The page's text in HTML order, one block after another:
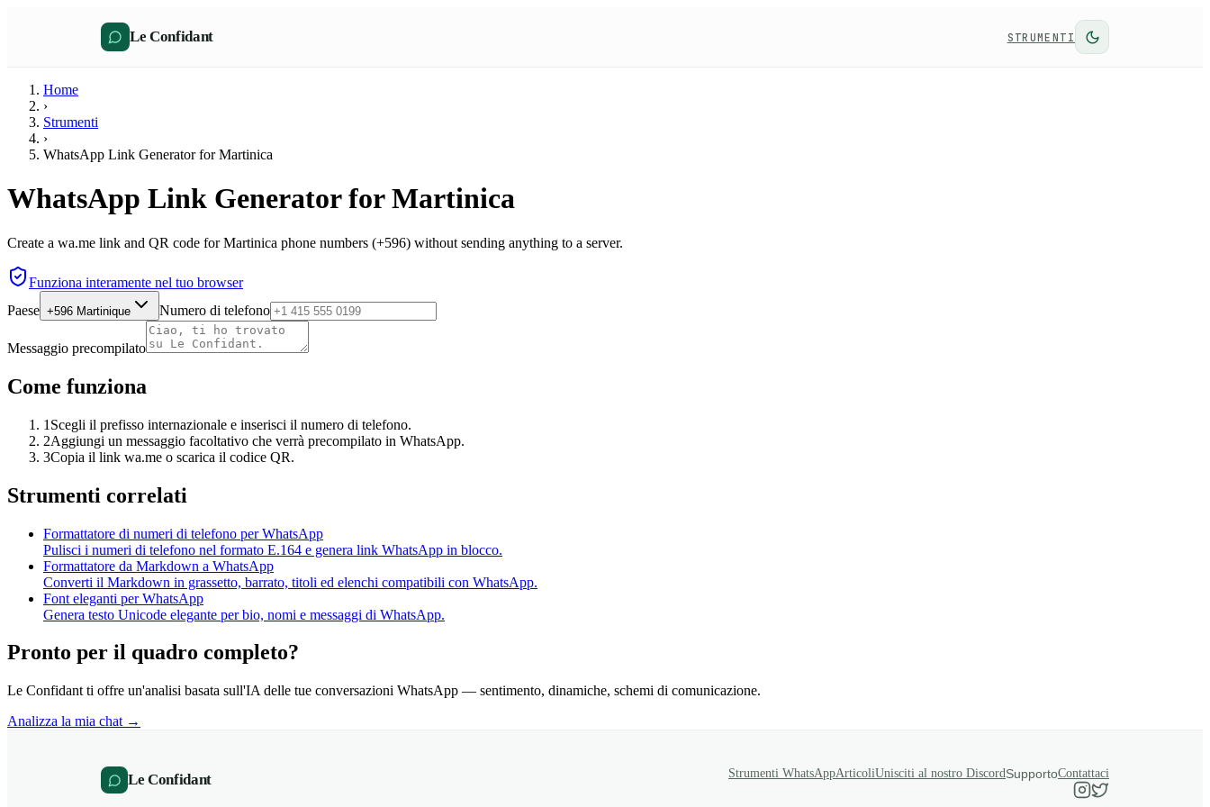
Le Confidant STRUMENTI
Home
›
Strumenti
›
WhatsApp Link Generator for Martinica
WhatsApp Link Generator for Martinica
Create a wa.me link and QR code for Martinica phone numbers (+596) without sending anything to a server.
Funziona interamente nel tuo browser
Paese +596 Martinique Numero di telefono
Messaggio precompilato
Come funziona
1 Scegli il prefisso internazionale e inserisci il numero di telefono.
2Aggiungi un messaggio facoltativo che verrà precompilato in WhatsApp.
3Copia il link wa.me o scarica il codice QR.
Strumenti correlati
Formattatore di numeri di telefono per WhatsApp
Pulisci i numeri di telefono nel formato E.164 e genera link WhatsApp in blocco.
Formattatore da Markdown a WhatsApp
Converti il Markdown in grassetto, barrato, titoli ed elenchi compatibili con WhatsApp.
Font eleganti per WhatsApp
Genera testo Unicode elegante per bio, nomi e messaggi di WhatsApp.
Pronto per il quadro completo?
Le Confidant ti offre un'analisi basata sull'IA delle tue conversazioni WhatsApp — sentimento, dinamiche, schemi di comunicazione.
Analizza la mia chat →
Le Confidant Strumenti WhatsAppArticoliUnisciti al nostro DiscordSupportoContattaci